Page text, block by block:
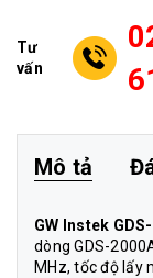
Tư
vấn
Mô tả
GW Instek
dòng GDS-
MHz, tốc độ lấy